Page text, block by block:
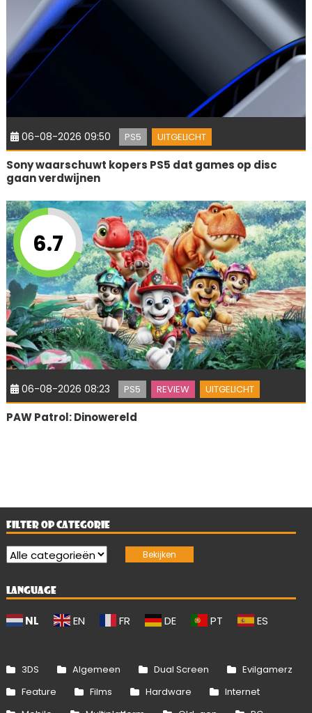
06-08-2026 09:50 PS5 UITGELICHT
Sony waarschuwt kopers PS5 dat games op disc
gaan verdwijnen
6.7
06-08-2026 08:23 PS5 REVIEW UITGELICHT
PAW Patrol: Dinowereld
FILTER OP CATEGORIE
LANGUAGE
NL EN FR DE PT ES
3DS Algemeen Dual Screen
Evilgamerz
Feature
Films Hardware
Internet